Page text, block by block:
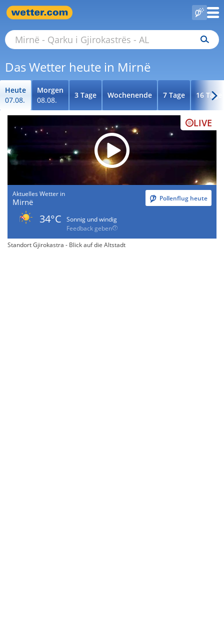
Das Wetter heute in Mirnë
Heute
07.08.
Morgen
08.08.
3 Tage Wochenende 7 Tage 16 Tage
LIVE
Aktuelles Wetter in
Mirnë Pollenflug heute
34°C
Sonnig und windig
Feedback geben
Standort Gjirokastra - Blick auf die Altstadt